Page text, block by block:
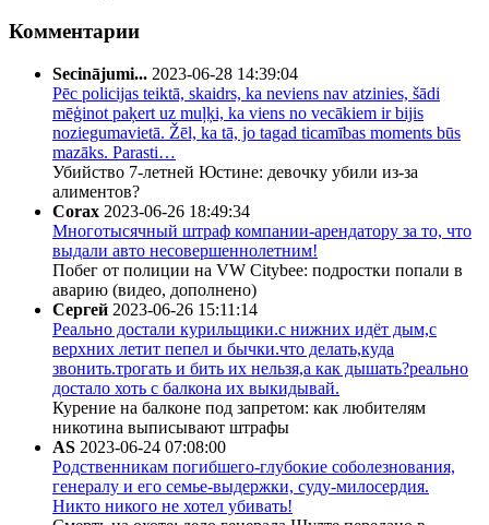
Комментарии
Secinājumi... 2023-06-28 14:39:04
Pēc policijas teiktā, skaidrs, ka neviens nav atzinies, šādi
mēģinot paķert uz muļķi, ka viens no vecākiem ir bijis
noziegumavietā. Žēl, ka tā, jo tagad ticamības moments būs
mazāks. Parasti…
Убийство 7-летней Юстине: девочку убили из-за
алиментов?
Corax 2023-06-26 18:49:34
Многотысячный штраф компании-арендатору за то, что
выдали авто несовершеннолетним!
Побег от полиции на VW Citybee: подростки попали в
аварию (видео, дополнено)
Сергей 2023-06-26 15:11:14
Реально достали курильщики.с нижних идёт дым,с
верхних летит пепел и бычки.что делать,куда
звонить.трогать и бить их нельзя,а как дышать?реально
достало хоть с балкона их выкидывай.
Курение на балконе под запретом: как любителям
никотина выписывают штрафы
AS 2023-06-24 07:08:00
Родственникам погибшего-глубокие соболезнования,
генералу и его семье-выдержки, суду-милосердия.
Никто никого не хотел убивать!